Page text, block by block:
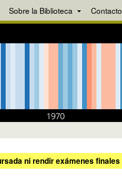
Sobre la Biblioteca Contacto
ni rendir exámenes finales